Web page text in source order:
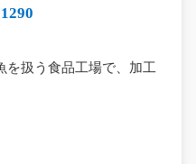
を扱う食品工場で、加工